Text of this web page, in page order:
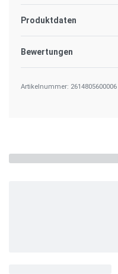
Produktdaten
Bewertungen
2614805600006